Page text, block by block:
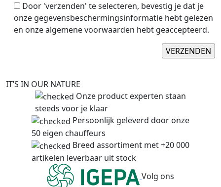
Door 'verzenden' te selecteren, bevestig je dat je
onze gegevensbeschermingsinformatie hebt gelezen
en onze algemene voorwaarden hebt geaccepteerd.
IT’S IN OUR NATURE
Onze product experten staan
steeds voor je klaar
Persoonlijk geleverd door onze
50 eigen chauffeurs
Breed assortiment met +20 000
artikelen leverbaar uit stock
Volg ons